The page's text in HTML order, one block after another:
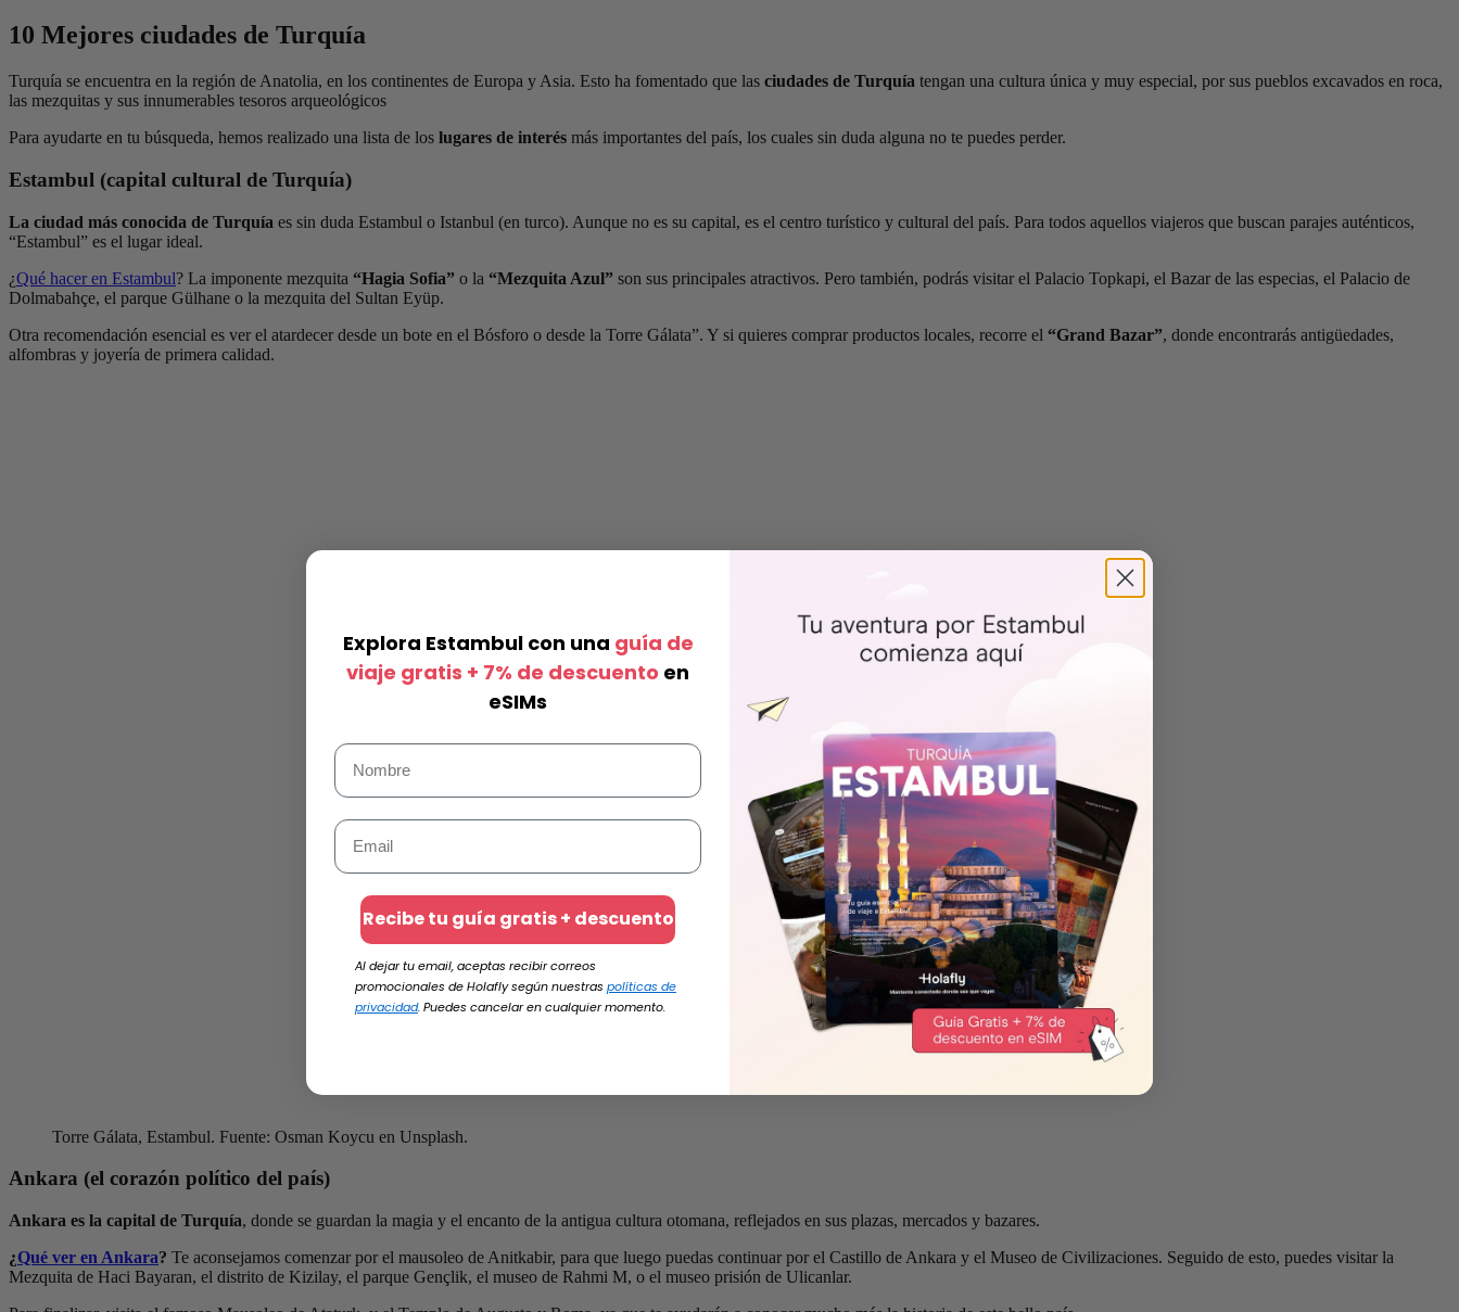
10 Mejores ciudades de Turquía
Turquía se encuentra en la región de Anatolia, en los continentes de Europa y Asia. Esto ha fomentado que las ciudades de Turquía tengan una cultura única y muy especial, por sus pueblos excavados en roca,
las mezquitas y sus innumerables tesoros arqueológicos
Para ayudarte en tu búsqueda, hemos realizado una lista de los lugares de interés más importantes del país, los cuales sin duda alguna no te puedes perder.
Estambul (capital cultural de Turquía)
La ciudad más conocida de Turquía es sin duda Estambul o Istanbul (en turco). Aunque no es su capital, es el centro turístico y cultural del país. Para todos aquellos viajeros que buscan parajes auténticos,
“Estambul” es el lugar ideal.
¿Qué hacer en Estambul? La imponente mezquita “Hagia Sofia” o la “Mezquita Azul” son sus principales atractivos. Pero también, podrás visitar el Palacio Topkapi, el Bazar de las especias, el Palacio de
Dolmabahçe, el parque Gülhane o la mezquita del Sultan Eyüp.
Otra recomendación esencial es ver el atardecer desde un bote en el Bósforo o desde la Torre Gálata”. Y si quieres comprar productos locales, recorre el “Grand Bazar”, donde encontrarás antigüedades,
alfombras y joyería de primera calidad.
Torre Gálata, Estambul. Fuente: Osman Koycu en Unsplash.
Ankara (el corazón político del país)
Ankara es la capital de Turquía, donde se guardan la magia y el encanto de la antigua cultura otomana, reflejados en sus plazas, mercados y bazares.
¿Qué ver en Ankara? Te aconsejamos comenzar por el mausoleo de Anitkabir, para que luego puedas continuar por el Castillo de Ankara y el Museo de Civilizaciones. Seguido de esto, puedes visitar la
Mezquita de Haci Bayaran, el distrito de Kizilay, el parque Gençlik, el museo de Rahmi M, o el museo prisión de Ulicanlar.
Explora Estambul con una guía de
viaje gratis + 7% de descuento en
eSIMs
Recibe tu guía gratis + descuento
Al dejar tu email, aceptas recibir correos
promocionales de Holafly según nuestraspolíticas de
privacidad. Puedes cancelar en cualquier momento.